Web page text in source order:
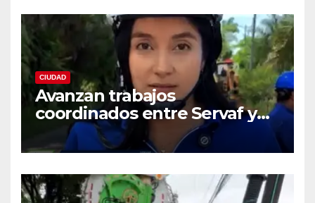
CIUDAD
Avanzan trabajos
coordinados entre Servaf y
las obras de la doble calzada
en Florencia.